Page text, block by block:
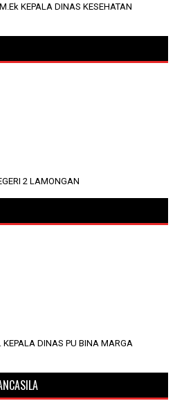
KEPALA DINAS KESEHATAN
2 LAMONGAN
DINAS PU BINA MARGA